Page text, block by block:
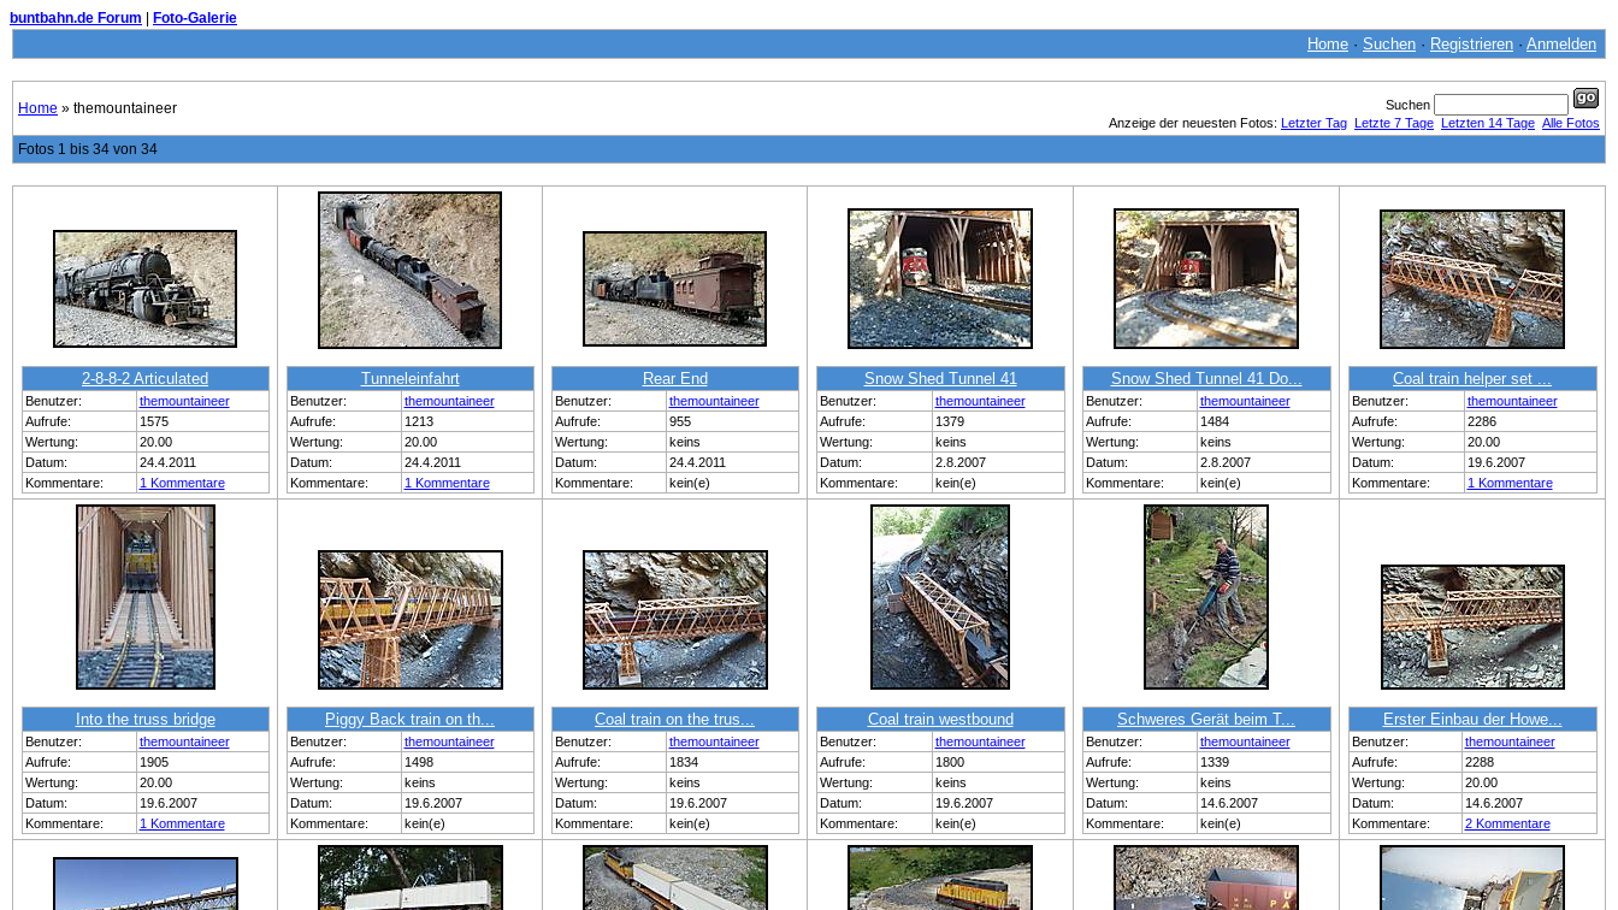
buntbahn.de Forum Foto-Galerie
Home · Suchen · Registrieren · Anmelden
Home » themountaineer
Suchen
Anzeige der neuesten Fotos: Letzter Tag Letzte 7 Tage Letzten 14 Tage Alle Fotos
Fotos 1 bis 34 von 34
2-8-8-2 Articulated
Benutzer:
themountaineer
Aufrufe:
1575
Wertung:
20.00
Datum:
24.4.2011
Kommentare:
1 Kommentare
Tunneleinfahrt
Benutzer:
themountaineer
Aufrufe:
1213
Wertung:
20.00
Datum:
24.4.2011
Kommentare:
1 Kommentare
Rear End
Benutzer:
themountaineer
Aufrufe:
955
Wertung:
keins
Datum:
24.4.2011
Kommentare:
kein(e)
Snow Shed Tunnel 41
Benutzer:
themountaineer
Aufrufe:
1379
Wertung:
keins
Datum:
2.8.2007
Kommentare:
kein(e)
Snow Shed Tunnel 41 Do...
Benutzer:
themountaineer
Aufrufe:
1484
Wertung:
keins
Datum:
2.8.2007
Kommentare:
kein(e)
Coal train helper set ...
Benutzer:
themountaineer
Aufrufe:
2286
Wertung:
20.00
Datum:
19.6.2007
Kommentare:
1 Kommentare
Into the truss bridge
Benutzer:
themountaineer
Aufrufe:
1905
Wertung:
20.00
Datum:
19.6.2007
Kommentare:
1 Kommentare
Piggy Back train on th...
Benutzer:
themountaineer
Aufrufe:
1498
Wertung:
keins
Datum:
19.6.2007
Kommentare:
kein(e)
Coal train on the trus...
Benutzer:
themountaineer
Aufrufe:
1834
Wertung:
keins
Datum:
19.6.2007
Kommentare:
kein(e)
Coal train westbound
Benutzer:
themountaineer
Aufrufe:
1800
Wertung:
keins
Datum:
19.6.2007
Kommentare:
kein(e)
Schweres Gerät beim T...
Benutzer:
themountaineer
Aufrufe:
1339
Wertung:
keins
Datum:
14.6.2007
Kommentare:
kein(e)
Erster Einbau der Howe...
Benutzer:
themountaineer
Aufrufe:
2288
Wertung:
20.00
Datum:
14.6.2007
Kommentare:
2 Kommentare